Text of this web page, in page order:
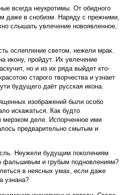
всегда неукротимы. От обидного
даже в снобизм. Наряду с прежними,
слышать увлечение новоявленное,
ослепление светом, нежели мрак.
икону, пройдут. Их увлечение
но и из их ряда выйдет кто-
старого творчества и узнает
будущего даёт русская икона.
изображений были особо
искажаться. Как будто
мерзком деле. Испорченное ими
предварительно смытым и
Неужели будущим поколениям
фальшивым и грубым подновлениям?
в неясных умах, если даже
узнана?